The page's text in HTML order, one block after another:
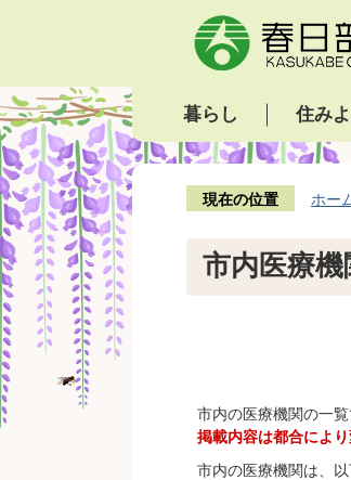
暮らし 住み
現在の位置 ホー
市内医療
市内の医療機関の一
掲載内容は都合によ
市内の医療機関は、